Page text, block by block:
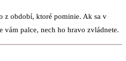
z období, ktoré pominie. Ak sa v
vám palce, nech ho hravo zvládnete.